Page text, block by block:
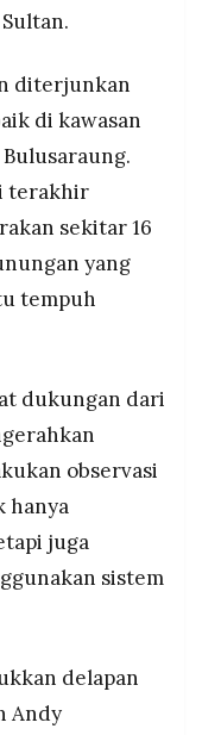
diterjunkan
di kawasan
terakhir
sekitar 16
yang
tempuh
dukungan dari
observasi
hanya
juga
sistem
delapan
Andy